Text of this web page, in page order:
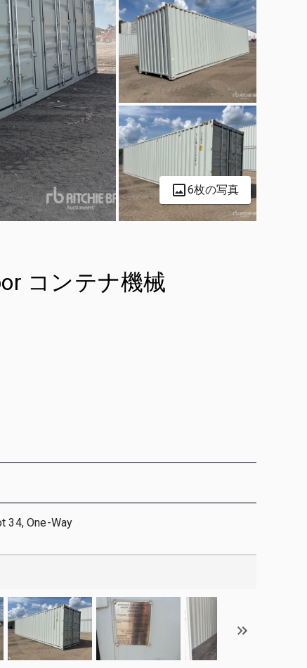
6枚の写真
コンテナ機械
34, One-Way